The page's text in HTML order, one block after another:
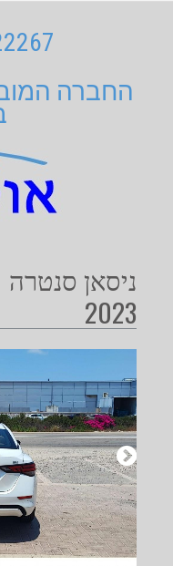
החברה
ניסאן סנטרה
2023